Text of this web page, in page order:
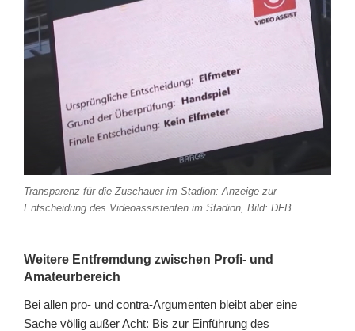
Transparenz für die Zuschauer im Stadion: Anzeige zur
Entscheidung des Videoassistenten im Stadion, Bild: DFB
Weitere Entfremdung zwischen Profi- und
Amateurbereich
Bei allen pro- und contra-Argumenten bleibt aber eine
Sache völlig außer Acht: Bis zur Einführung des